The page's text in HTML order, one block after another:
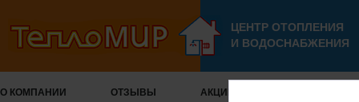
ЦЕНТР ОТОПЛЕНИЯ
И ВОДОСНАБЖЕНИЯ
О КОМПАНИИ ОТЗЫВЫ АКЦИИ И СКИДКИ